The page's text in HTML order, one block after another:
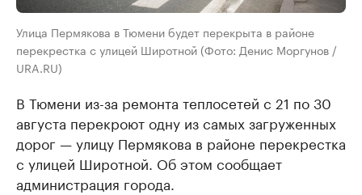
Улица Пермякова в Тюмени будет перекрыта в районе
перекрестка с улицей Широтной (Фото: Денис Моргунов /
URA.RU)
В Тюмени из-за ремонта теплосетей с 21 по 30
августа перекроют одну из самых загруженных
дорог — улицу Пермякова в районе перекрестка
с улицей Широтной. Об этом сообщает
администрация города.